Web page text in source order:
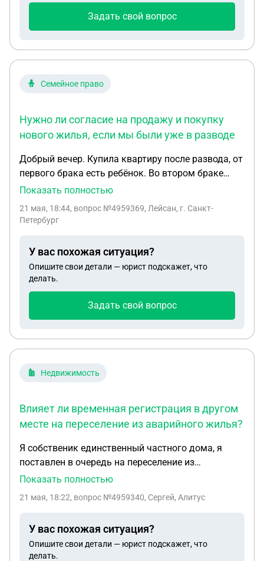
Задать свой вопрос
Семейное право
Нужно ли согласие на продажу и покупку
нового жилья, если мы были уже в разводе
Добрый вечер. Купила квартиру после развода, от
первого брака есть ребёнок. Во втором браке
появился ребёнок, внесли материнский капитал и
продажу и покупку нового жилья, если мы были
Показать полностью
21 мая, 18:44, вопрос №4959369, Лейсан, г. Санкт-
Петербург
У вас похожая ситуация?
Опишите свои детали — юрист подскажет, что
делать.
Задать свой вопрос
Недвижимость
Влияет ли временная регистрация в другом
месте на переселение из аварийного жилья?
Я собственик единственный частного дома, я
поставлен в очередь на переселение из
аварийного жилья по программе на улучшение
сделаю для себя временную регистрацию на
переселение из моего аварийного жилья, и как и
какими законами это регулируется?
Показать полностью
21 мая, 18:22, вопрос №4959340, Сергей, Алитус
У вас похожая ситуация?
Опишите свои детали — юрист подскажет, что
делать.